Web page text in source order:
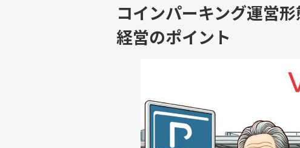
コインパーキング運営
経営のポイント